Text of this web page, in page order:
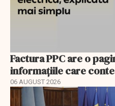
Factura PPC are o
informațiile care
06 AUGUST 2026